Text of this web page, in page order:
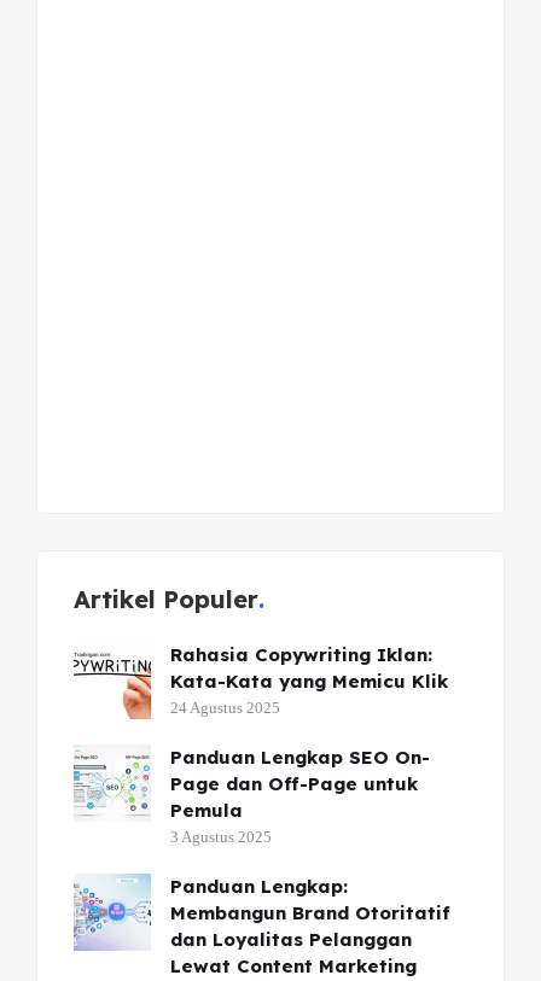
Artikel Populer
Rahasia Copywriting Iklan:
Kata-Kata yang Memicu Klik
24 Agustus 2025
Panduan Lengkap SEO On-
Page dan Off-Page untuk
Pemula
3 Agustus 2025
Panduan Lengkap:
Membangun Brand Otoritatif
dan Loyalitas Pelanggan
Lewat Content Marketing